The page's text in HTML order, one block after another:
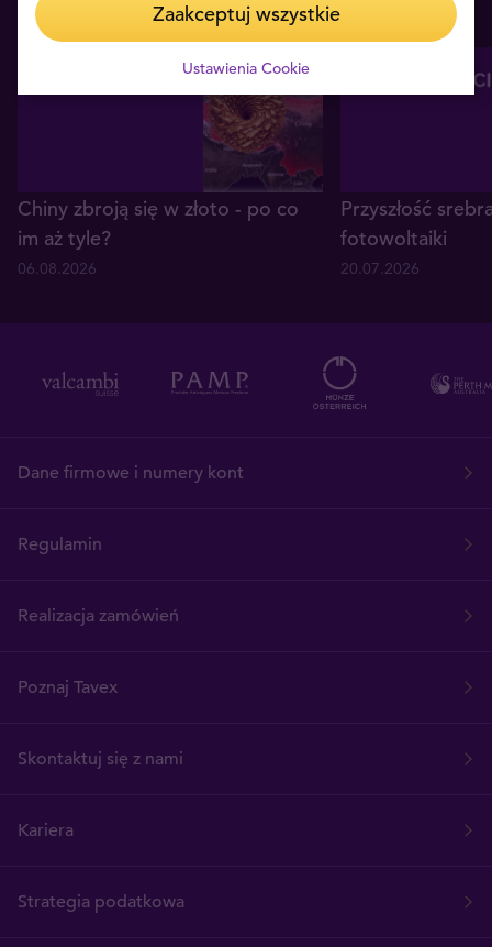
Chiny zbroją się w złoto - po co
im aż tyle?
06.08.2026
Przyszłość
fotowoltaiki
20.07.2026
Dane firmowe i numery kont
Regulamin
Realizacja zamówień
Poznaj Tavex
Skontaktuj się z nami
Kariera
Strategia podatkowa
Zaakceptuj wszystkie
Ustawienia Cookie